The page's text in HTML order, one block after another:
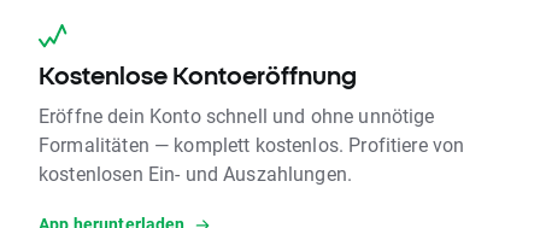
Kostenlose Kontoeröffnung
Eröffne dein Konto schnell und ohne unnötige
Formalitäten — komplett kostenlos. Profitiere von
kostenlosen Ein- und Auszahlungen.